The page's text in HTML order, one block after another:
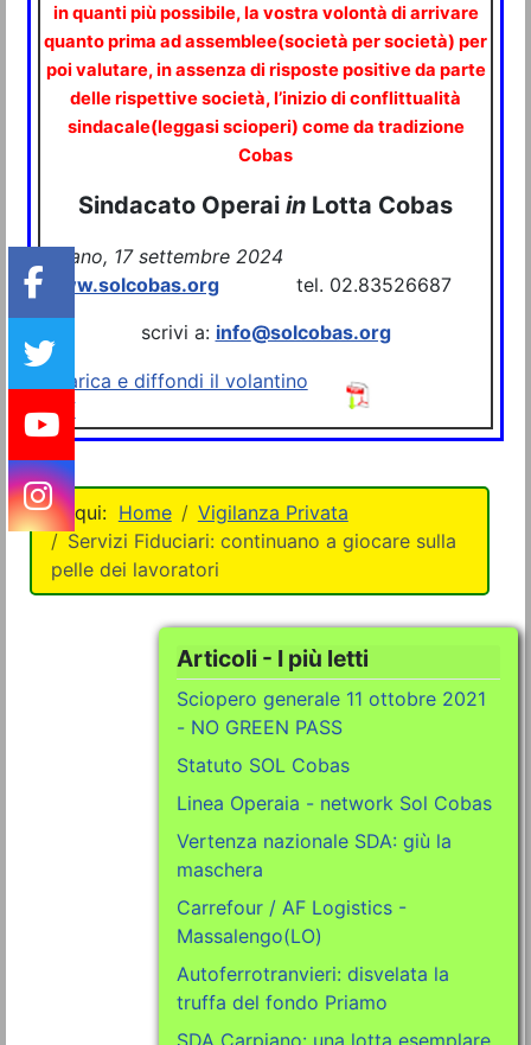
in quanti più possibile, la vostra volontà di arrivare
quanto prima ad assemblee(società per società) per
poi valutare, in assenza di risposte positive da parte
delle rispettive società, l’inizio di conflittualità
sindacale(leggasi scioperi) come da tradizione
Cobas
Sindacato Operai in Lotta Cobas
Milano, 17 settembre2024
www.solcobas.orgtel. 02.83526687
scrivi a: info@solcobas.org
Scarica e diffondi il volantino
pdf
Home
Vigilanza Privata
Servizi Fiduciari: continuano a giocare sulla
pelle dei lavoratori
Articoli - I più letti
Sciopero generale 11 ottobre 2021
- NO GREEN PASS
Statuto SOL Cobas
Linea Operaia - network Sol Cobas
Vertenza nazionale SDA: giù la
maschera
Carrefour / AF Logistics -
Massalengo(LO)
Autoferrotranvieri: disvelata la
truffa del fondo Priamo
SDA Carpiano: una lotta esemplare